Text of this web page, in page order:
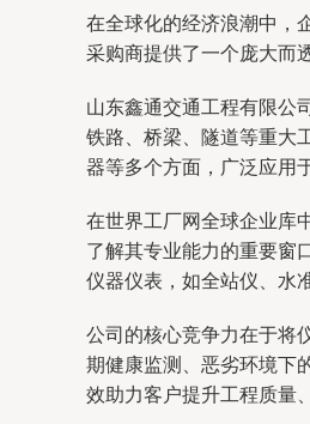
在全球化的经济浪潮中，
采购商提供了一个庞大而
山东鑫通交通工程有限公
铁路、桥梁、隧道等重大
器等多个方面，广泛应用
在世界工厂网全球企业库
了解其专业能力的重要窗
仪器仪表，如全站仪、水
公司的核心竞争力在于将
期健康监测、恶劣环境下
效助力客户提升工程质量